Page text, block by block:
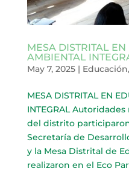
MESA DISTRITAL
AMBIENTAL
May 7, 2025| Educación,
MESA DISTRITAL EN
INTEGRAL
del distrito
Secretaría de
y la Mesa Distrital de
realizaron en el Eco